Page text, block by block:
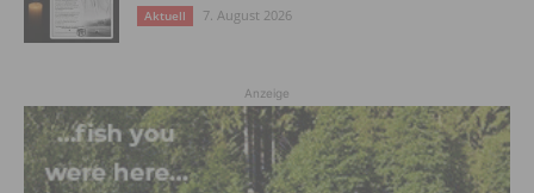
Aktuell 7. August 2026
Anzeige